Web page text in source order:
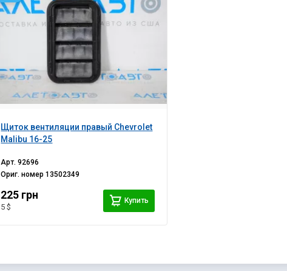
Щиток вентиляции правый Chevrolet
Malibu 16-25
Арт.92696
Ориг. номер13502349
225 грн
5 $
Купить